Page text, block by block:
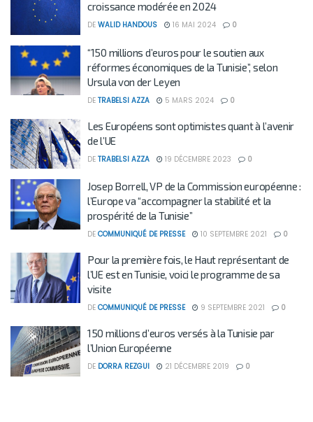
croissance modérée en 2024
DE WALID HANDOUS 16 MAI 2024 0
“150 millions d’euros pour le soutien aux
réformes économiques de la Tunisie”, selon
Ursula von der Leyen
DE TRABELSI AZZA 5 MARS 2024 0
Les Européens sont optimistes quant à l’avenir
de l’UE
DE TRABELSI AZZA 19 DÉCEMBRE 2023 0
Josep Borrell, VP de la Commission européenne :
l’Europe va “accompagner la stabilité et la
prospérité de la Tunisie”
DE COMMUNIQUÉ DE PRESSE 10 SEPTEMBRE 2021 0
Pour la première fois, le Haut représentant de
l’UE est en Tunisie, voici le programme de sa
visite
DE COMMUNIQUÉ DE PRESSE 9 SEPTEMBRE 2021 0
150 millions d’euros versés à la Tunisie par
l’Union Européenne
DE DORRA REZGUI 21 DÉCEMBRE 2019 0